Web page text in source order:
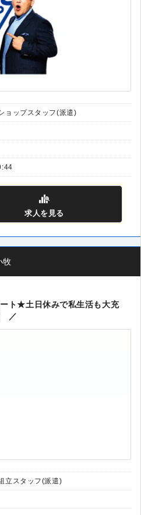
ョップスタッフ(派遣)
求人を見る
牧
ト★土日休みで私生活も大充
／
立スタッフ(派遣)